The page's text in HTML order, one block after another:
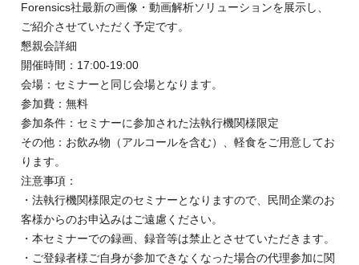
Forensics社最新の画像・動画解析ソリューションを展示し、
ご紹介させていただく予定です。
懇親会詳細
開催時間：17:00-19:00
会場：セミナーと同じ会場となります。
参加費：無料
参加条件：セミナーに参加された法執行機関様限定
その他：お飲み物（アルコールを含む）、軽食をご用意してお
ります。
注意事項：
・法執行機関様限定のセミナーとなりますので、民間企業のお
客様からのお申込みはご遠慮ください。
・本セミナーでの録画、録音等は禁止とさせていただきます。
・ご登録者様ご自身が参加できなくなった場合の代理参加に関